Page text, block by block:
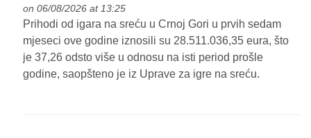
on 06/08/2026 at 13:25
Prihodi od igara na sreću u Crnoj Gori u prvih sedam
mjeseci ove godine iznosili su 28.511.036,35 eura, što
je 37,26 odsto više u odnosu na isti period prošle
godine, saopšteno je iz Uprave za igre na sreću.